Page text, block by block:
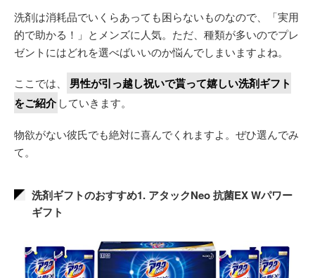
洗剤は消耗品でいくらあっても困らないものなので、「実用
的で助かる！」とメンズに人気。ただ、種類が多いのでプレ
ゼントにはどれを選べばいいのか悩んでしまいますよね。
ここでは、
男性が引っ越し祝いで貰って嬉しい洗剤ギフト
をご紹介 していきます。
物欲がない彼氏でも絶対に喜んでくれますよ。ぜひ選んでみ
て。
洗剤ギフトのおすすめ1. アタックNeo 抗菌EX Wパワー
ギフト